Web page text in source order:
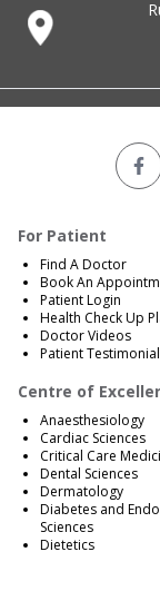
For Patient
Find A Doctor
Book An
Patient Login
Health Check Up
Doctor Videos
Patient
Centre of
Anaesthesiology
Cardiac Sciences
Critical Care
Dental Sciences
Dermatology
Diabetes and
Sciences
Dietetics